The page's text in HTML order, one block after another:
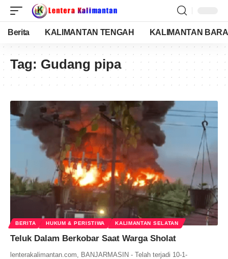
Berita KALIMANTAN TENGAH KALIMANTAN
Tag: Gudang pipa
BERITA HUKUM & PERISTIWA KALIMANTAN SELATAN
Teluk Dalam Berkobar Saat Warga Sholat
lenterakalimantan.com, BANJARMASIN - Telah terjadi 10-1-